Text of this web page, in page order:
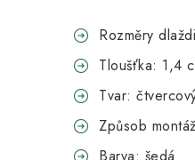
Rozměry
Tloušťka: 1,4
Tvar:
Způsob